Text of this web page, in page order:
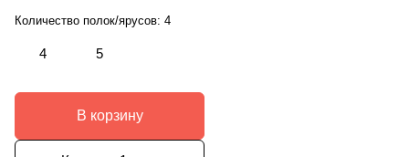
Количество полок/ярусов: 4
4 5
В корзину